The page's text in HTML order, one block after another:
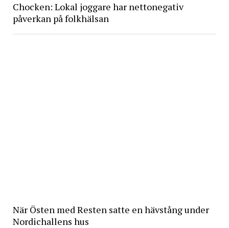
Chocken: Lokal joggare har nettonegativ
påverkan på folkhälsan
När Östen med Resten satte en hävstång under
Nordichallens hus